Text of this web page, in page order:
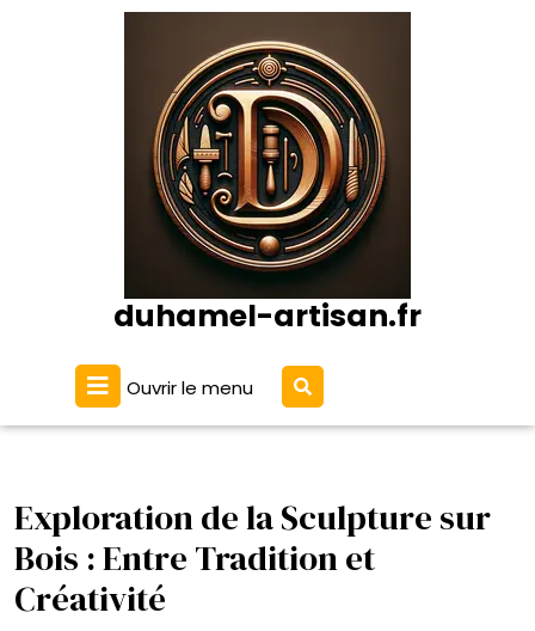
duhamel-artisan.fr
Ouvrir le menu Ouvrir
le
menu
Exploration de la Sculpture sur
Bois : Entre Tradition et
Créativité